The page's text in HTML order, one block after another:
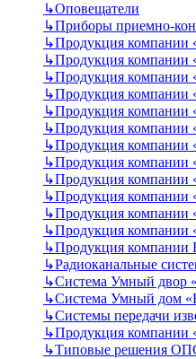
↳Оповещатели
↳Приборы приемно-
↳Продукция компании
↳Продукция компании
↳Продукция компании
↳Продукция компании
↳Продукция компании
↳Продукция компании
↳Продукция компании
↳Продукция компании
↳Продукция компании
↳Продукция компании
↳Продукция
↳Продукция компании
↳Продукция
↳Радиоканальные
↳Система Умный двор
↳Система Умный дом
↳Системы передачи
↳Продукция компании
↳Типовые решения